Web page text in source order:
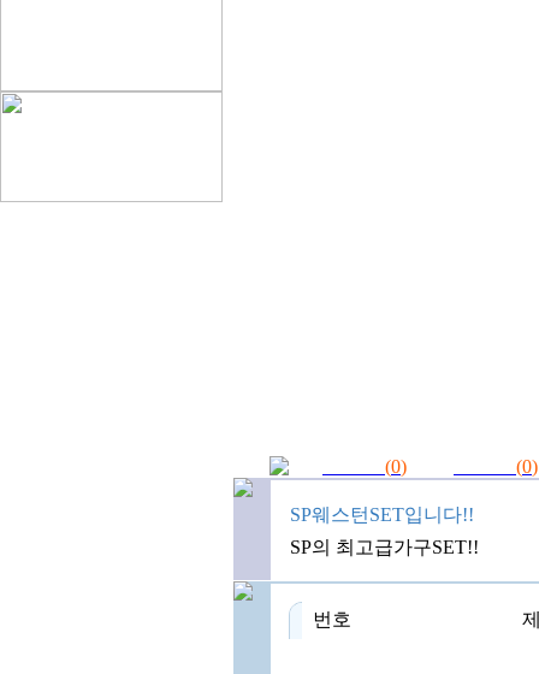
(0) (0)
SP웨스턴SET입니다!!
SP의 최고급가구SET!!
번호